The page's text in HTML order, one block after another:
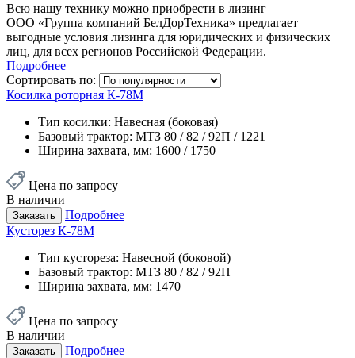
Всю нашу технику можно приобрести в лизинг
ООО «Группа компаний БелДорТехника» предлагает
выгодные условия лизинга для юридических и физических
лиц, для всех регионов Российской Федерации.
Подробнее
Сортировать по:
Косилка роторная К-78М
Тип косилки: Навесная (боковая)
Базовый трактор: МТЗ 80 / 82 / 92П / 1221
Ширина захвата, мм: 1600 / 1750
Цена по запросу
В наличии
Заказать
Подробнее
Кусторез К-78М
Тип кустореза: Навесной (боковой)
Базовый трактор: МТЗ 80 / 82 / 92П
Ширина захвата, мм: 1470
Цена по запросу
В наличии
Заказать
Подробнее